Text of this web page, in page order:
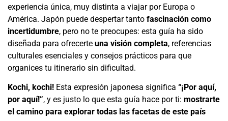
experiencia única, muy distinta a viajar por Europa o
América. Japón puede despertar tanto fascinación como
incertidumbre, pero no te preocupes: esta guía ha sido
diseñada para ofrecerte una visión completa, referencias
culturales esenciales y consejos prácticos para que
organices tu itinerario sin dificultad.
Kochi, kochi! Esta expresión japonesa significa “¡Por aquí,
por aquí!”, y es justo lo que esta guía hace por ti: mostrarte
el camino para explorar todas las facetas de este país